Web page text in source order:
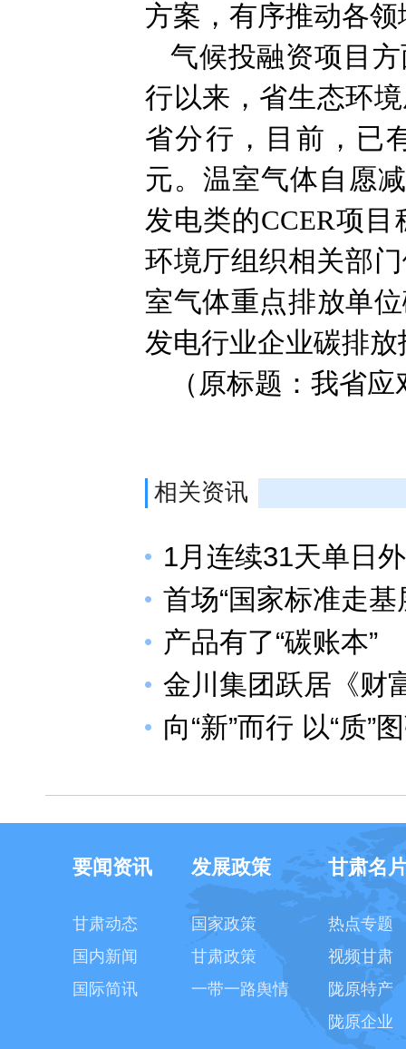
方案，有序推动各
气候投融资项目
行以来，省生态环
省分行，目前，已
元。温室气体自愿
发电类的CCER项
环境厅组织相关部
室气体重点排放单
发电行业企业碳排
（原标题：我省
相关资讯
1月连续31天单日
首场“国家标准走
产品有了“碳账本”
金川集团跃居《财
向“新”而行 以“质”
要闻资讯
甘肃动态
国内新闻
国际简讯
发展政策
国家政策
甘肃政策
一带一路舆情
甘肃名
热点专题
视频甘肃
陇原特产
陇原企业